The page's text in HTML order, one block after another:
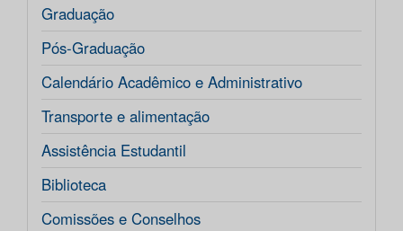
Graduação
Pós-Graduação
Calendário Acadêmico e Administrativo
Transporte e alimentação
Assistência Estudantil
Biblioteca
Comissões e Conselhos